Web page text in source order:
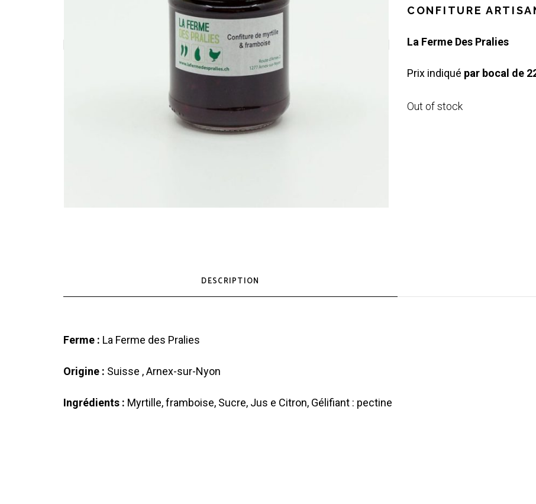
CONFITURE
La Ferme Des Pralies
Prix indiqué par bocal de
Out of stock
DESCRIPTION
Ferme : La Ferme des Pralies
Origine : Suisse , Arnex-sur-Nyon
Ingrédients : Myrtille, framboise, Sucre, Jus e Citron, Gélifiant : pectine